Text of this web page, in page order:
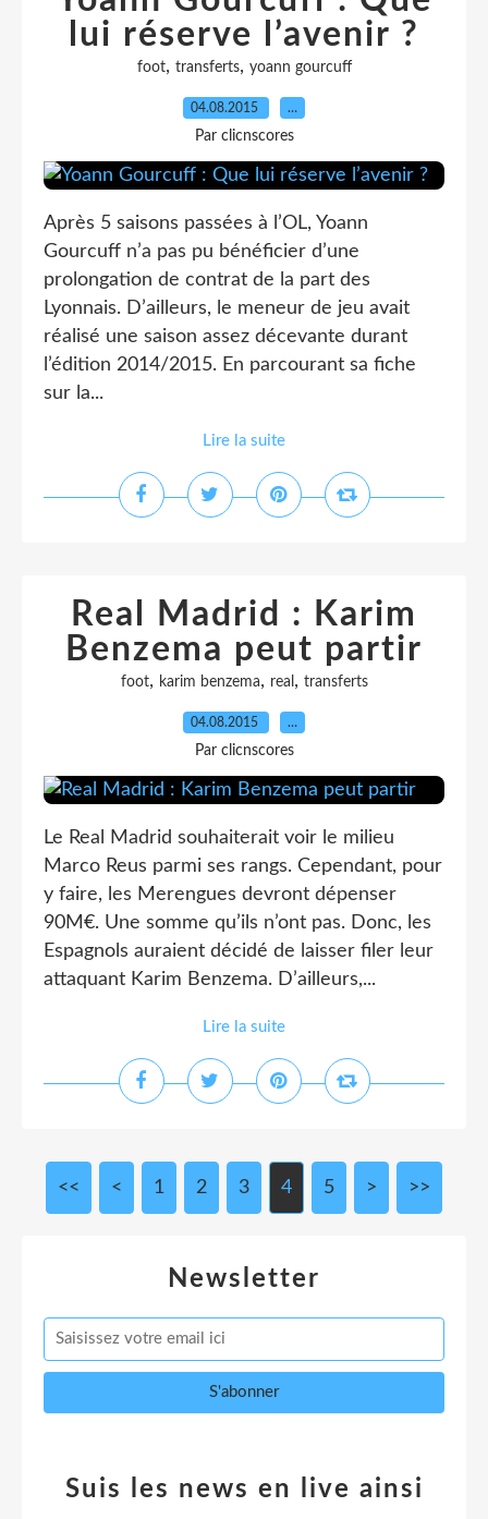
lui réserve l’avenir ?
foot, transferts, yoann gourcuff
04.08.2015 …
Par clicnscores
Après 5 saisons passées à l’OL, Yoann
Gourcuff n’a pas pu bénéficier d’une
prolongation de contrat de la part des
Lyonnais. D’ailleurs, le meneur de jeu avait
réalisé une saison assez décevante durant
l’édition 2014/2015. En parcourant sa fiche
sur la...
Lire la suite
Real Madrid : Karim
Benzema peut partir
foot, karim benzema, real , transferts
04.08.2015 …
Par clicnscores
Le Real Madrid souhaiterait voir le milieu
Marco Reus parmi ses rangs. Cependant, pour
y faire, les Merengues devront dépenser
90M€. Une somme qu’ils n’ont pas. Donc, les
Espagnols auraient décidé de laisser filer leur
attaquant Karim Benzema. D’ailleurs,...
Lire la suite
<< < 1 2 3 4 5 > >>
Newsletter
Suis les news en live ainsi